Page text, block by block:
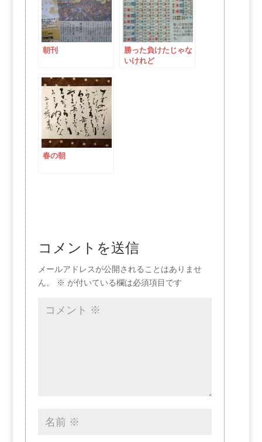
朝刊
勝った負けたじゃな
いけれど
春の朝
コメントを送信
メールアドレスが公開されることはありませ
ん。
※ が付いている欄は必須項目です